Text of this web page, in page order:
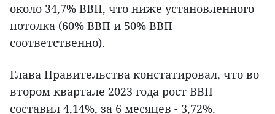
около 34,7% ВВП, что ниже установленного
потолка (60% ВВП и 50% ВВП
соответственно).
Глава Правительства констатировал, что во
втором квартале 2023 года рост ВВП
составил 4,14%, за 6 месяцев - 3,72%.